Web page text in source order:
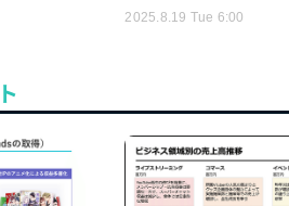
2025.8.19 Tue 6:00